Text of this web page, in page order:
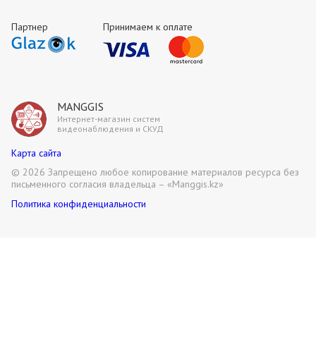
MANGGIS
Интернет-магазин систем
видеонаблюдения и СКУД
Партнер Принимаем к оплате
Карта сайта
Политика конфиденциальности
© 2026 Запрещено любое копирование материалов ресурса без
письменного согласия владельца – «Manggis.kz»